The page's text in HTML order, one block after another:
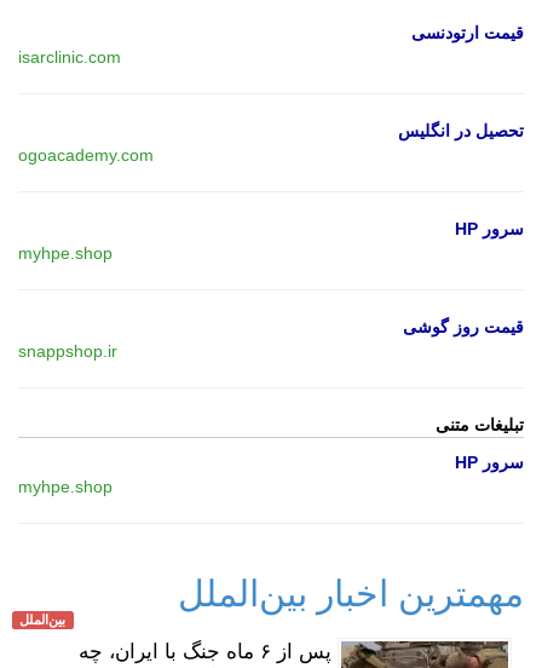
قیمت ارتودنسی
isarclinic.com
تحصیل در انگلیس
ogoacademy.com
سرور HP
myhpe.shop
قیمت روز گوشی
snappshop.ir
تبلیغات متنی
سرور HP
myhpe.shop
مهمترین اخبار بین‌الملل
بین‌الملل
پس از ۶ ماه جنگ با ایران، چه